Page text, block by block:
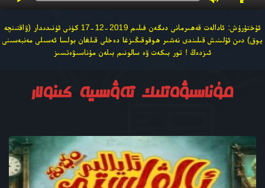
ئۇختۇرۇش: ئادالەت قەھىرمانى دىگەن فىلىم 2019-12-17 كۈنى ئۈنىدىدار (ۋاقتىنچە
يوق) دىن ئۇلىنىش قىلىندى نەشىر ھوقوقىڭىزغا دەخلى قىلغان بولسا ئەسىلى مەنبەسىنى
ئىزدەڭ ! تور بىكەت ۋە سالونىم بىلەن مۇناسىۋەتسىز
مۇناسىۋەتلىك تەۋسىيە كىنولار